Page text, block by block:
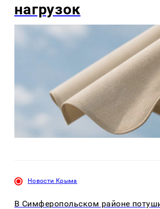
нагрузок
Новости Крыма
В Симферопольском районе